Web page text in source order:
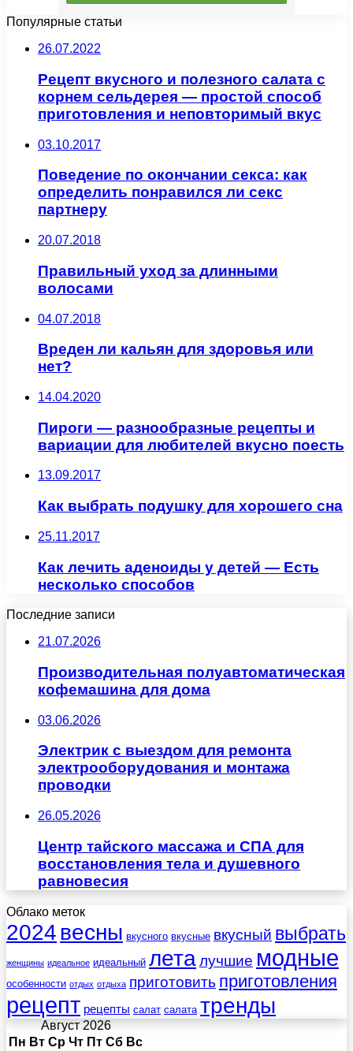
Популярные статьи
26.07.2022
Рецепт вкусного и полезного салата с
корнем сельдерея — простой способ
приготовления и неповторимый вкус
03.10.2017
Поведение по окончании секса: как
определить понравился ли секс
партнеру
20.07.2018
Правильный уход за длинными
волосами
04.07.2018
Вреден ли кальян для здоровья или
нет?
14.04.2020
Пироги — разнообразные рецепты и
вариации для любителей вкусно поесть
13.09.2017
Как выбрать подушку для хорошего сна
25.11.2017
Как лечить аденоиды у детей — Есть
несколько способов
Последние записи
21.07.2026
Производительная полуавтоматическая
кофемашина для дома
03.06.2026
Электрик с выездом для ремонта
электрооборудования и монтажа
проводки
26.05.2026
Центр тайского массажа и СПА для
восстановления тела и душевного
равновесия
Облако меток
2024 весны вкусного вкусные вкусный выбрать
женщины идеальное идеальный леталучшие модные
особенности отдых отдыха приготовить приготовления
рецепт рецепты салат салата тренды
Август 2026
Пн Вт Ср Чт Пт Сб Вс